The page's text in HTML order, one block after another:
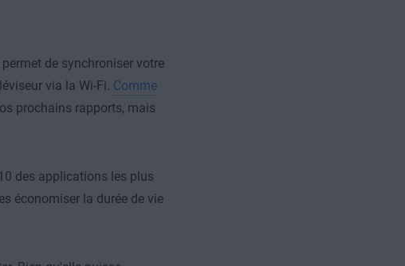
de synchroniser votre
via la Wi-Fi. Comme
prochains rapports, mais
des applications les plus
économiser la durée de vie